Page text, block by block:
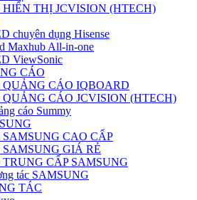
THỊ JCVISION (HTECH)
chuyên dụng Hisense
Maxhub All-in-one
ViewSonic
CÁO
CÁO IQBOARD
CÁO JCVISION (HTECH)
cáo Summy
CAO CẤP
GIÁ RẺ
CẤP SAMSUNG
tác SAMSUNG
TÁC